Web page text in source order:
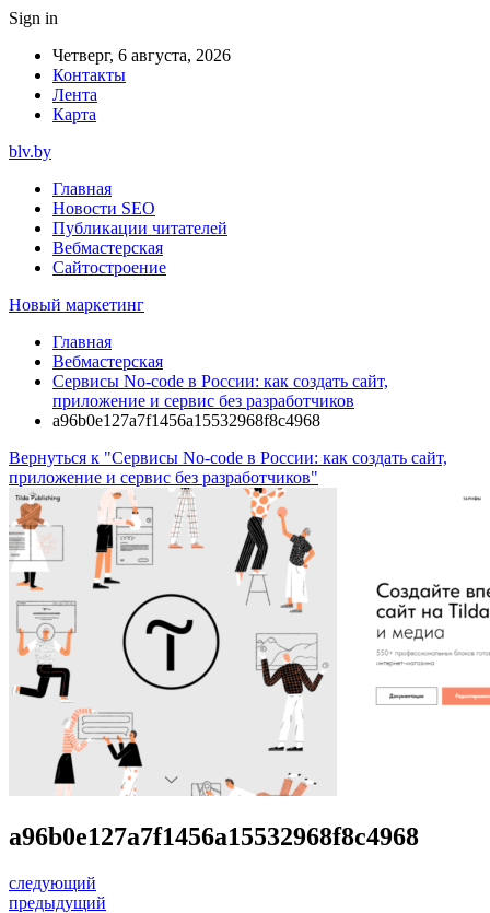
Sign in
Четверг, 6 августа, 2026
Контакты
Лента
Карта
blv.by
Главная
Новости SEO
Публикации читателей
Вебмастерская
Сайтостроение
Новый маркетинг
Главная
Вебмастерская
Сервисы No-code в России: как создать сайт,
приложение и сервис без разработчиков
a96b0e127a7f1456a15532968f8c4968
Вернуться к "Сервисы No-code в России: как создать сайт,
приложение и сервис без разработчиков"
a96b0e127a7f1456a15532968f8c4968
следующий
предыдущий